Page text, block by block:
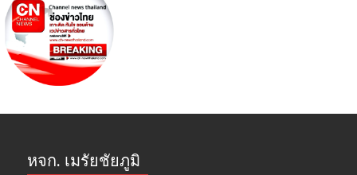
หจก. เมรัยชัยภูมิ